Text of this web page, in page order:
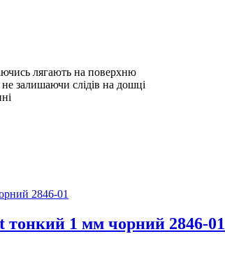
лягають на поверхню
залишаючи слідів на дошці
1 мм чорний 2846-01